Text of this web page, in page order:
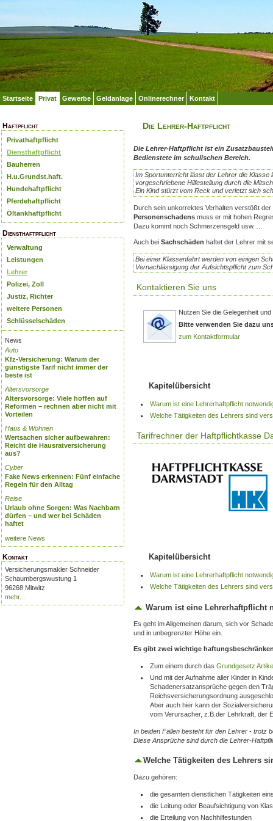
Startseite Privat Gewerbe Geldanlage Onlinerechner Kontakt
Haftpflicht
Privathaftpflicht
Diensthaftpflicht
Bauherren
H.u.Grundst.haft.
Hundehaftpflicht
Pferdehaftpflicht
Öltankhaftpflicht
Diensthaftpflicht
Verwaltung
Leistungen
Lehrer
Polizei, Zoll
Justiz, Richter
weitere Personen
Schlüsselschäden
News
Auto
Kfz-Versicherung: Warum der
günstigste Tarif nicht immer der
beste ist
Altersvorsorge
Altersvorsorge: Viele hoffen auf
Reformen – rechnen aber nicht mit
Vorteilen
Haus & Wohnen
Wertsachen sicher aufbewahren:
Reicht die Hausratversicherung
aus?
Cyber
Fake News erkennen: Fünf einfache
Regeln für den Alltag
Reise
Urlaub ohne Sorgen: Was Nachbarn
dürfen – und wer bei Schäden
haftet
weitere News
Kontakt
Versicherungsmakler Schneider
Schaumbergswustung 1
96268 Mitwitz
mehr...
Die Lehrer-Haftpflicht
Die Lehrer-Haftpflicht ist ein
Bedienstete im schulischen Bereich.
Im Sportunterricht lässt der Lehrer die Klasse
vorgeschriebene Hilfestellung durch die
Ein Kind stürzt vom Reck und verletzt sich
Durch sein unkorrektes Verhalten verstößt
Personenschadens muss er mit hohen
Dazu kommt noch Schmerzensgeld usw. ...
Auch bei Sachschäden haftet der Lehrer mit
Bei einer Klassenfahrt werden von einigen
Vernachlässigung der Aufsichtspflicht zum
Kontaktieren Sie uns
Nutzen Sie die Gelegenheit
Bitte verwenden Sie dazu
zum Kontaktformular
Kapitelübersicht
Warum ist eine Lehrerhaftpflicht
Welche Tätigkeiten des Lehrers sind
Tarifrechner der Haftpflichtkasse
Kapitelübersicht
Warum ist eine Lehrerhaftpflicht
Welche Tätigkeiten des Lehrers sind
Warum ist eine Lehrerhaftpflicht
Es geht im Allgemeinen darum, sich vor
und in unbegrenzter Höhe ein.
Es gibt zwei wichtige
Zum einem durch das Grundgesetz
Und mit der Aufnahme aller Kinder in
Schadenersatzansprüche gegen den
Reichsversicherungsordnung
Aber auch hier kann der
vom Verursacher, z.B.der Lehrkraft, der
In beiden Fällen besteht für den Lehrer - trotz
Diese Ansprüche sind durch die Lehrer-
Welche Tätigkeiten des Lehrers
Dazu gehören:
die gesamten dienstlichen Tätigkeiten
die Leitung oder Beaufsichtigung von
die Erteilung von Nachhilfestunden